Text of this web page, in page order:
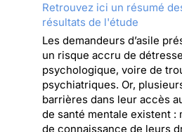
Retrouvez ici un résumé
résultats de l'étude
Les demandeurs d’asile
un risque accru de détresse
psychologique, voire de
psychiatriques. Or,
barrières dans leur accès
de santé mentale existent :
de connaissance de leurs